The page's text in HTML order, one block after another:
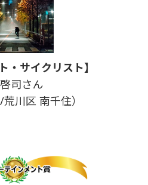
・サイクリスト】
司さん
荒川区 南千住）